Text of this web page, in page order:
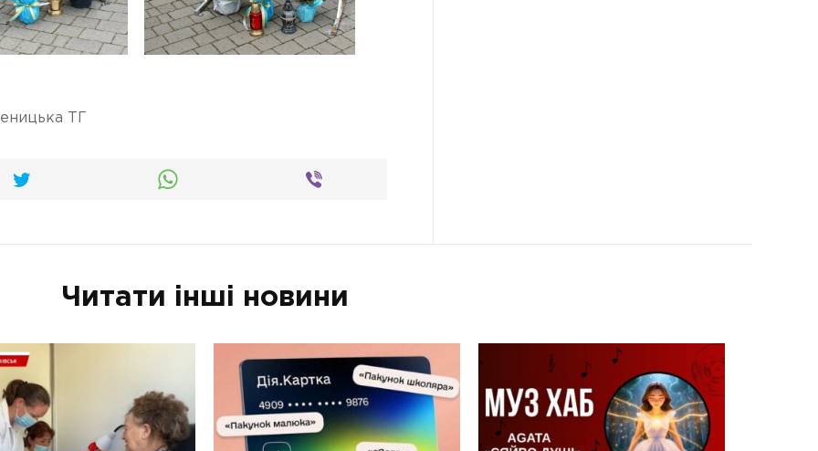
ТГ
Читати інші новини